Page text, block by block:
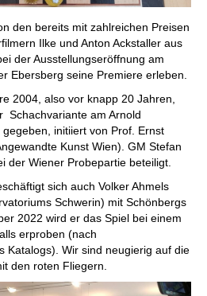
den bereits mit zahlreichen Preisen
Ilke und Anton Ackstaller aus
der Ausstellungseröffnung am
Ebersberg seine Premiere erleben.
2004, also vor knapp 20 Jahren,
Schachvariante am Arnold
initiiert von Prof. Ernst
Kunst Wien). GM Stefan
der Wiener Probepartie beteiligt.
sich auch Volker Ahmels
Schwerin) mit Schönbergs
2022 wird er das Spiel bei einem
erproben (nach
Katalogs). Wir sind neugierig auf die
den roten Fliegern.